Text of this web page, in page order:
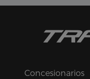
Concesionarios